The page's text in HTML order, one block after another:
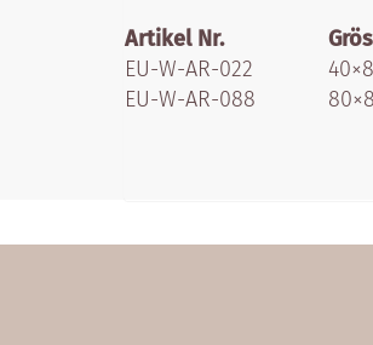
Artikel Nr.
EU-W-AR-022
EU-W-AR-088